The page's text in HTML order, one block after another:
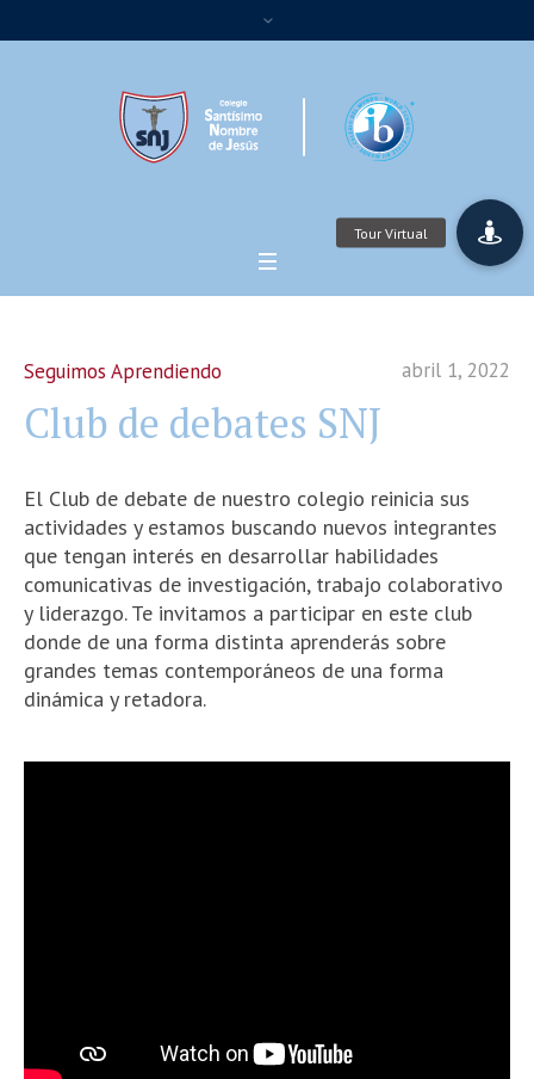
abril 1, 2022
Seguimos Aprendiendo
Club de debates SNJ
El Club de debate de nuestro colegio reinicia sus
actividades y estamos buscando nuevos integrantes
que tengan interés en desarrollar habilidades
comunicativas de investigación, trabajo colaborativo
y liderazgo. Te invitamos a participar en este club
donde de una forma distinta aprenderás sobre
grandes temas contemporáneos de una forma
dinámica y retadora.